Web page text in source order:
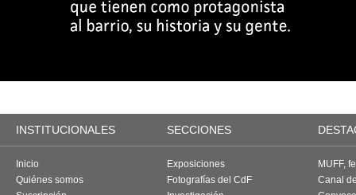
INSTITUCIONALES SECCIONES
Inicio
Quiénes somos
Exposiciones
Fotografías del CdF
MUFF,
Canal